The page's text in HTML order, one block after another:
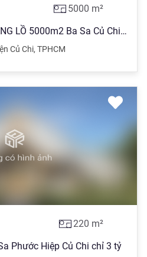
5000 m²
BIỆT PHỦ SIÊU TO KHỔNG LỒ 5000m2 Ba Sa Củ Chi TPHCM giảm 5 tỷ
Củ Chi, TPHCM
220 m²
Phước Hiệp Củ Chi chỉ 3 tỷ